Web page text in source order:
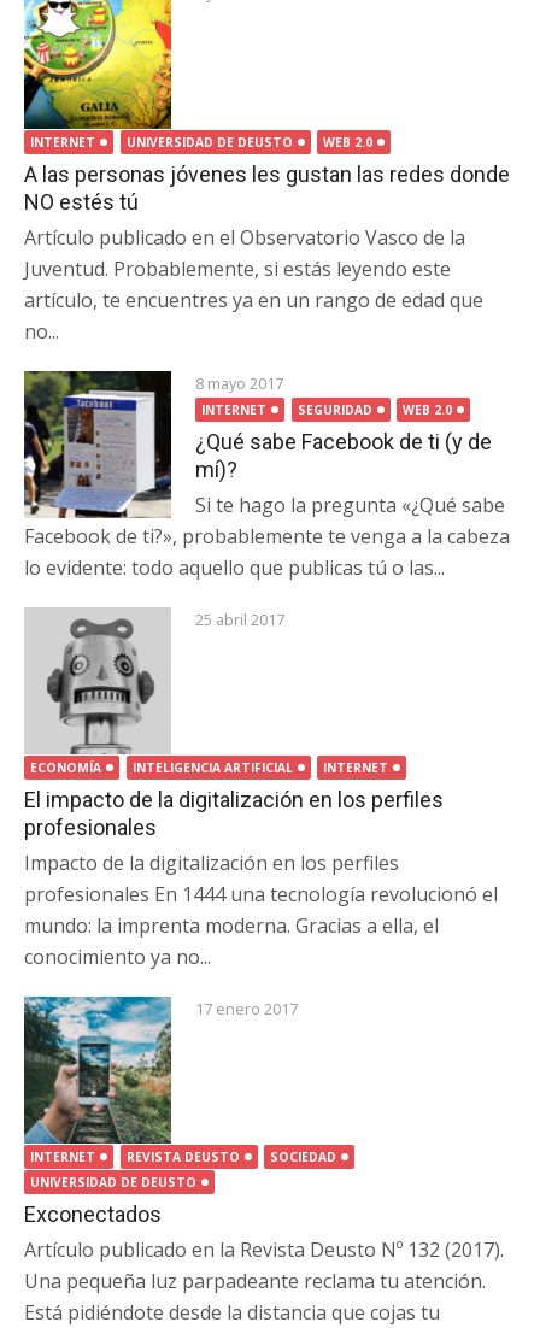
INTERNET UNIVERSIDAD DE DEUSTO WEB 2.0
A las personas jóvenes les gustan las redes donde
NO estés tú
Artículo publicado en el Observatorio Vasco de la
Juventud. Probablemente, si estás leyendo este
artículo, te encuentres ya en un rango de edad que
no...
8 mayo 2017
INTERNET SEGURIDAD WEB 2.0
¿Qué sabe Facebook de ti (y de
mí)?
Si te hago la pregunta «¿Qué sabe
Facebook de ti?», probablemente te venga a la cabeza
lo evidente: todo aquello que publicas tú o las...
25 abril 2017
ECONOMÍA INTELIGENCIA ARTIFICIAL INTERNET
El impacto de la digitalización en los perfiles
profesionales
Impacto de la digitalización en los perfiles
profesionales En 1444 una tecnología revolucionó el
mundo: la imprenta moderna. Gracias a ella, el
conocimiento ya no...
17 enero 2017
INTERNET REVISTA DEUSTO
SOCIEDAD
UNIVERSIDAD DE DEUSTO
Exconectados
Artículo publicado en la Revista Deusto Nº 132 (2017).
Una pequeña luz parpadeante reclama tu atención.
Está pidiéndote desde la distancia que cojas tu